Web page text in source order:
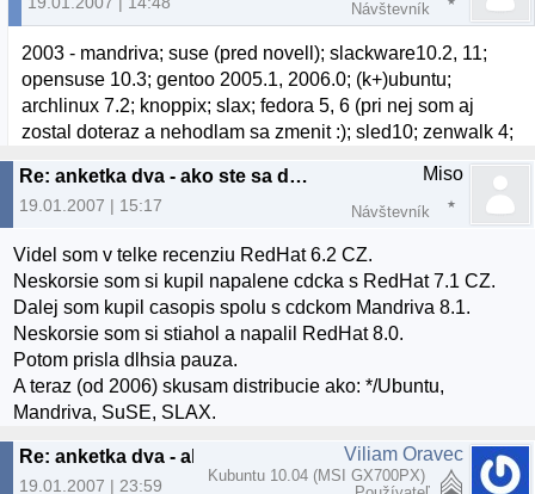
Návštevník
2003 - mandriva; suse (pred novell); slackware10.2, 11;
opensuse 10.3; gentoo 2005.1, 2006.0; (k+)ubuntu;
archlinux 7.2; knoppix; slax; fedora 5, 6 (pri nej som aj
zostal doteraz a nehodlam sa zmenit :); sled10; zenwalk 4;
Re: anketka dva - ako ste sa dostali k linuxu? :)
19.01.2007 | 15:17
Miso
Návštevník
Videl som v telke recenziu RedHat 6.2 CZ.
Neskorsie som si kupil napalene cdcka s RedHat 7.1 CZ.
Dalej som kupil casopis spolu s cdckom Mandriva 8.1.
Neskorsie som si stiahol a napalil RedHat 8.0.
Potom prisla dlhsia pauza.
A teraz (od 2006) skusam distribucie ako: */Ubuntu,
Mandriva, SuSE, SLAX.
19.01.2007 | 23:59
Viliam Oravec
Kubuntu 10.04 (MSI GX700PX)